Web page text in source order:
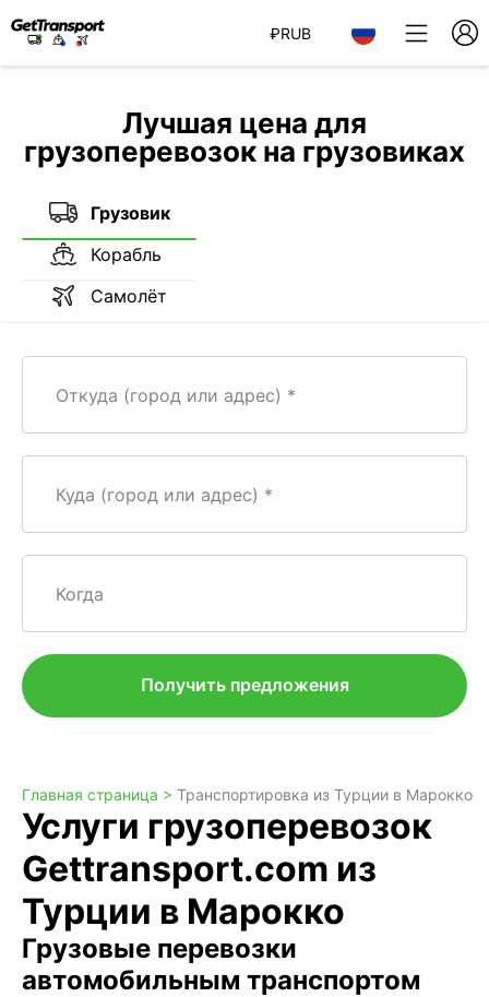
₽RUB
Лучшая цена для
грузоперевозок на грузовиках
Грузовик
Корабль
Самолёт
Откуда (город или адрес)
Куда (город или адрес)
Когда
Получить предложения
Главная страница > Транспортировка из Турции в Марокко
Услуги грузоперевозок
Gettransport.com из
Турции в Марокко
Грузовые перевозки
автомобильным транспортом